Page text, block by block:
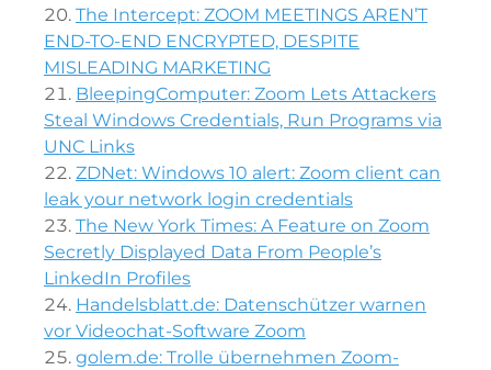
The Intercept: ZOOM MEETINGS AREN’T
END-TO-END ENCRYPTED, DESPITE
MISLEADING MARKETING
BleepingComputer: Zoom Lets Attackers
Steal Windows Credentials, Run Programs via
UNC Links
ZDNet: Windows 10 alert: Zoom client can
leak your network login credentials
The New York Times: A Feature on Zoom
Secretly Displayed Data From People’s
LinkedIn Profiles
Handelsblatt.de: Datenschützer warnen
vor Videochat-Software Zoom
golem.de: Trolle übernehmen Zoom-